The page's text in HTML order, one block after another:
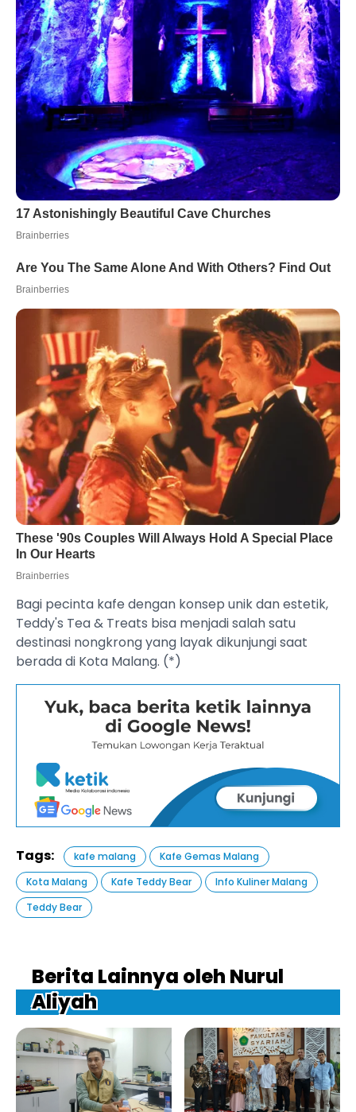
Bagi pecinta kafe dengan konsep unik dan estetik,
Teddy's Tea & Treats bisa menjadi salah satu
destinasi nongkrong yang layak dikunjungi saat
berada di Kota Malang. (*)
Tags: kafe malang
Kafe Gemas Malang
Kota Malang
Kafe Teddy Bear
Info Kuliner Malang
Teddy Bear
Berita Lainnya oleh Nurul
Aliyah